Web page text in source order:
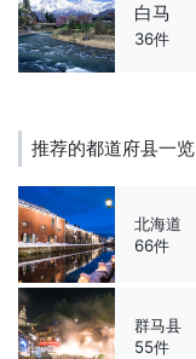
白马
36件
推荐的都道府县一览
北海道
66件
群马县
55件